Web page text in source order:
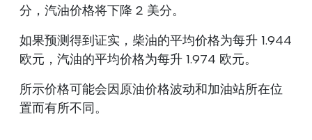
分，汽油价格将下降 2 美分。
如果预测得到证实，柴油的平均价格为每升 1.944
欧元，汽油的平均价格为每升 1.974 欧元。
所示价格可能会因原油价格波动和加油站所在位
置而有所不同。